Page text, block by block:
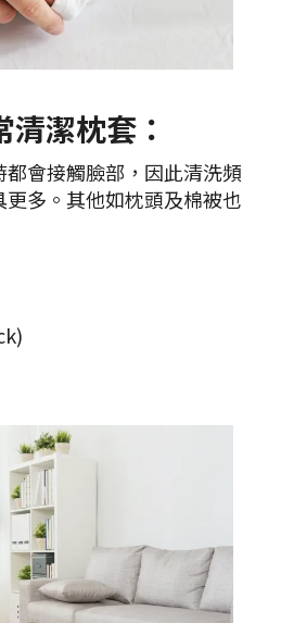
清潔枕套：
會接觸臉部，因此清洗頻
多。其他如枕頭及棉被也